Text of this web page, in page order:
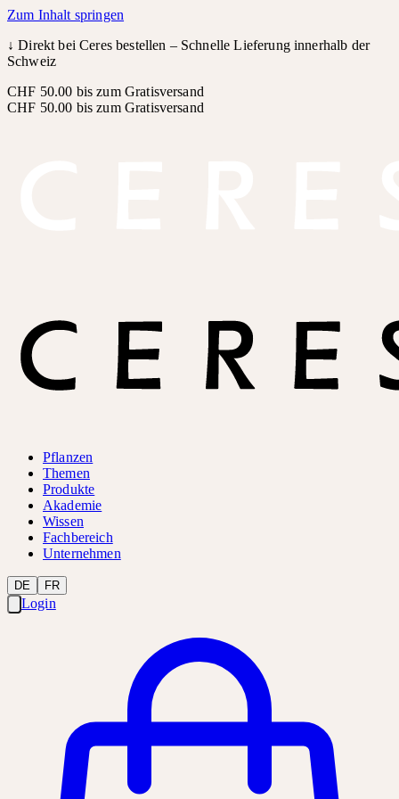
Zum Inhalt springen
↓Direkt bei Ceres bestellen – Schnelle Lieferung innerhalb der
Schweiz
CHF 50.00 bis zum Gratisversand
CHF 50.00 bis zum Gratisversand
Pflanzen
Themen
Produkte
Akademie
Wissen
Fachbereich
Unternehmen
DE FR
Login